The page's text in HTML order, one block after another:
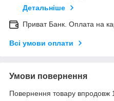
Детальніше
Приват Банк. Оплата на
Всі умови оплати
Умови повернення
Повернення товару впродовж